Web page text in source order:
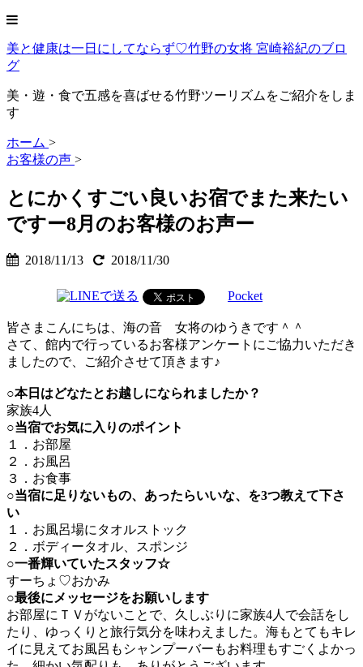
美と健康は一日にしてならず♡竹野の女将 宮崎裕紀のブロ
グ
美・遊・食で五感を喜ばせる竹野ツーリズムをご紹介をしま
す
ホーム >
お客様の声 >
とにかくすごい良いお宿でまた来たい
ですー8月のお客様のお声ー
2018/11/13 2018/11/30
Pocket
皆さまこんにちは、海の音 女将のゆうきです＾＾
さて、館内で行っているお客様アンケートにご協力いただき
ましたので、ご紹介させて頂きます♪
○本日はどなたとお越しになられましたか？
家族4人
○当宿でお気に入りのポイント
１．お部屋
２．お風呂
３．お食事
○当宿に足りないもの、あったらいいな、を3つ教えて下さ
い
１．お風呂場にタオルストック
２．ボディータオル、スポンジ
○一番輝いていたスタッフ☆
すーちょ♡おかみ
○最後にメッセージをお願いします
お部屋にＴＶがないことで、久しぶりに家族4人で会話をし
たり、ゆっくりと旅行気分を味わえました。海もとてもキレ
イに見えてお風呂もシャンプーバーもお料理もすごくよかっ